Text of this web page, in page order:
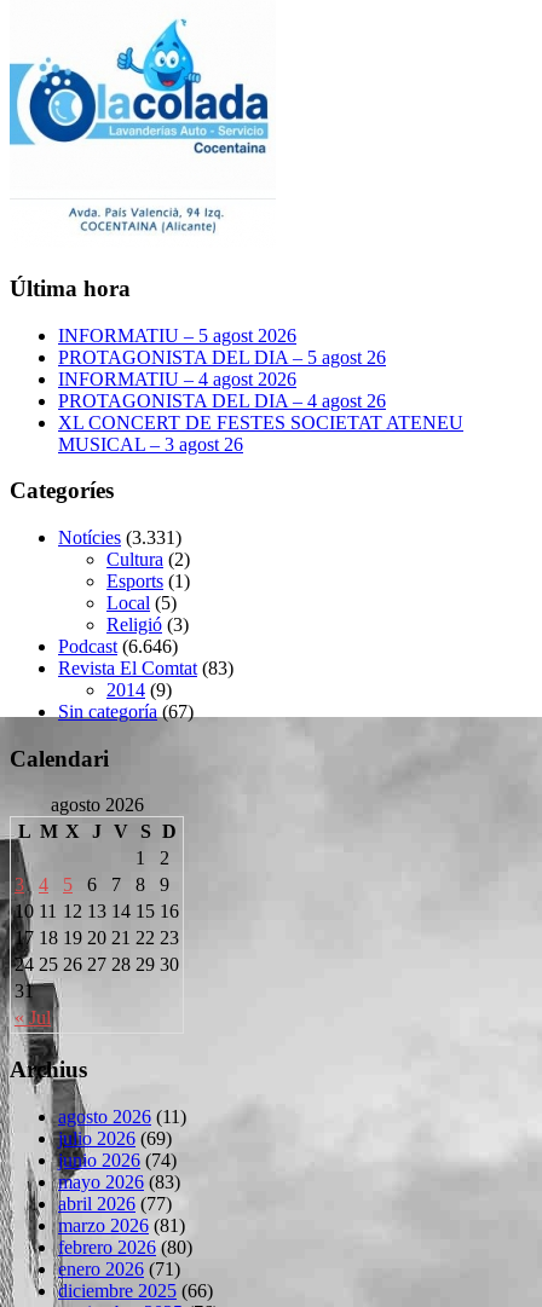
Última hora
INFORMATIU – 5 agost 2026
PROTAGONISTA DEL DIA – 5 agost 26
INFORMATIU – 4 agost 2026
PROTAGONISTA DEL DIA – 4 agost 26
XL CONCERT DE FESTES SOCIETAT ATENEU
MUSICAL – 3 agost 26
Categoríes
Notícies (3.331)
Cultura (2)
Esports (1)
Local (5)
Religió (3)
Podcast (6.646)
Revista El Comtat (83)
2014 (9)
Sin categoría (67)
Calendari
agosto 2026
L M X J V S D
« Jul
1
2
3
4 5 6 7 8
9
10 11 12 13 14 15 16
17 18 19 20 21 22 23
24 25 26 27 28 29 30
31
Archius
agosto 2026 (11)
julio 2026 (69)
junio 2026 (74)
mayo 2026 (83)
abril 2026 (77)
marzo 2026 (81)
febrero 2026 (80)
enero 2026 (71)
diciembre 2025 (66)